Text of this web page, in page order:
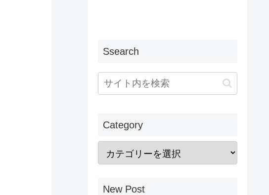
Ssearch
Category
New Post